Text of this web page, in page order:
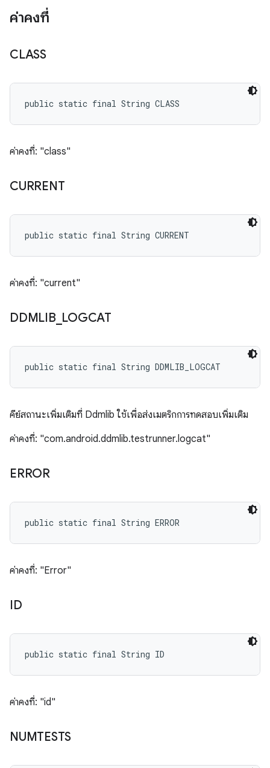
ค่าคงที่
CLASS
public static final String CLASS
ค่าคงที่: "class"
CURRENT
public static final String CURRENT
ค่าคงที่: "current"
DDMLIB_ LOGCAT
public static final String DDMLIB_LOGCAT
คีย์สถานะเพิ่มเติมที่ Ddmlib ใช้เพื่อส่งเมตริกการทดสอบเพิ่มเติม
ค่าคงที่: "com.android.ddmlib.testrunner.logcat"
ERROR
public static final String ERROR
ค่าคงที่: "Error"
ID
public static final String ID
ค่าคงที่: "id"
NUMTESTS